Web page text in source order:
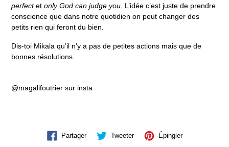
perfectet only God can judge you. L’idée c’est juste de prendre
conscience que dans notre quotidien on peut changer des
petits rien qui feront du bien.
Dis-toi Mikala qu’il n’y a pas de petites actions mais que de
bonnes résolutions.
@magalifoutrier sur insta
PartagerPartager TweeterTweeter
ÉpinglerÉpingler